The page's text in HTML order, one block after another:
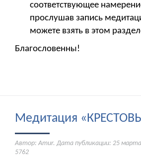
соответствующее
прослушав запись
можете взять в этом
Благословенны!
Медитация
Автор: Amur. Дата публикации: 25
5762